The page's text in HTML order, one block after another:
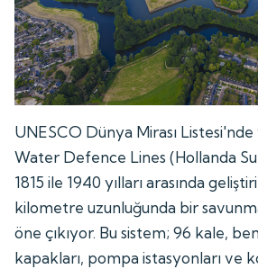
UNESCO Dünya Mirası
Water Defence Lines (Hollanda Su
1815 ile 1940 yılları arasında
kilometre uzunluğunda bir
öne çıkıyor. Bu sistem; 96 kale,
kapakları, pompa istasyonları ve